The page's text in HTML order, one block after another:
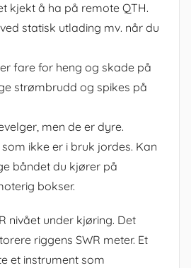
kjekt å ha på remote QTH.
statisk utlading mv. når du
fare for heng og skade på
strømbrudd og spikes på
men de er dyre.
ikke er i bruk jordes. Kan
båndet du kjører på
bokser.
nivået under kjøring. Det
riggens SWR meter. Et
et instrument som